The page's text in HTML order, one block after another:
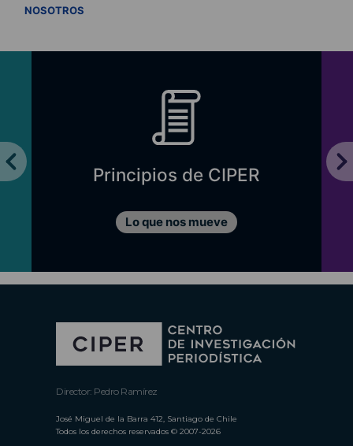
NOSOTROS
Principios de CIPER
Lo que nos mueve
Director: Pedro Ramírez
José Miguel de la Barra 412, Santiago de Chile
Todos los derechos reservados © 2007-2026